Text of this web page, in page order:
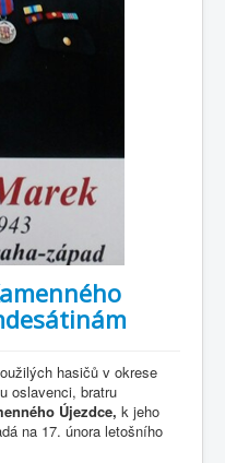
hasičů v okrese
oslavenci, bratru
Újezdce, k jeho
na 17. února letošního